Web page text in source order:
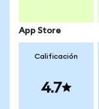
App Store
Calificación
4.7